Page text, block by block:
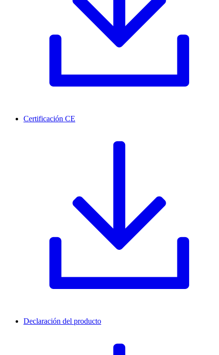
Certificación CE
Declaración del producto